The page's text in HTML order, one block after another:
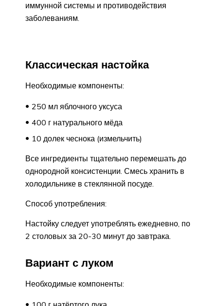
иммунной системы и противодействия
заболеваниям.
Классическая настойка
Необходимые компоненты:
250 мл яблочного уксуса
400 г натурального мёда
10 долек чеснока (измельчить)
Все ингредиенты тщательно перемешать до
однородной консистенции. Смесь хранить в
холодильнике в стеклянной посуде.
Способ употребления:
Настойку следует употреблять ежедневно, по
2 столовых за 20-30 минут до завтрака.
Вариант с луком
Необходимые компоненты: